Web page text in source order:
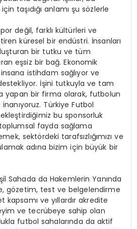
taşıdığı anlamı şu sözlerle
değil, farklı kültürleri ve
küresel bir endüstri. İnsanları
bir tutku ve tüm
eşsiz bir bağ. Ekonomik
istihdam sağlıyor ve
İşini tutkuyla ve tam
yapan bir firma olarak, futbolun
Türkiye Futbol
bu sponsorluk
fayda sağlama
sektördeki tarafsızlığımızı ve
adına bizim için büyük bir
Sahada da Hakemlerin Yanında
gözetim, test ve belgelendirme
kapsamı ve yıllardır akredite
ve tecrübeye sahip olan
futbol sahalarında da aktif